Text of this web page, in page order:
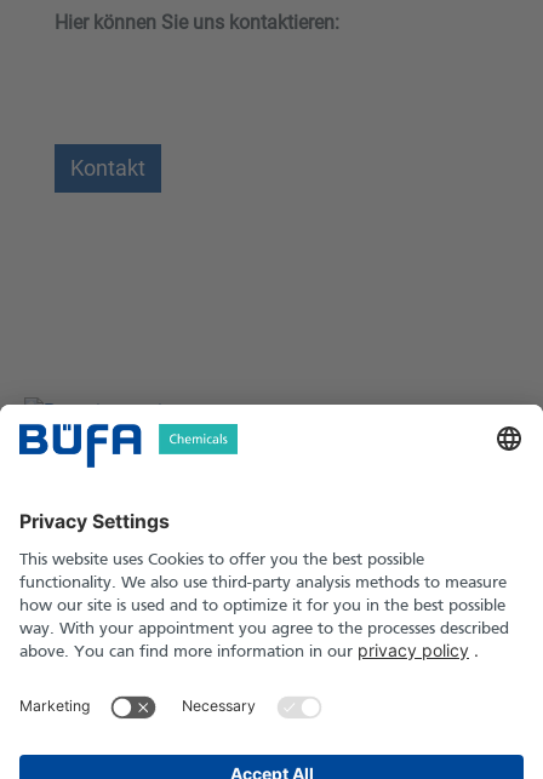
Hier können Sie uns kontaktieren:
Kontakt